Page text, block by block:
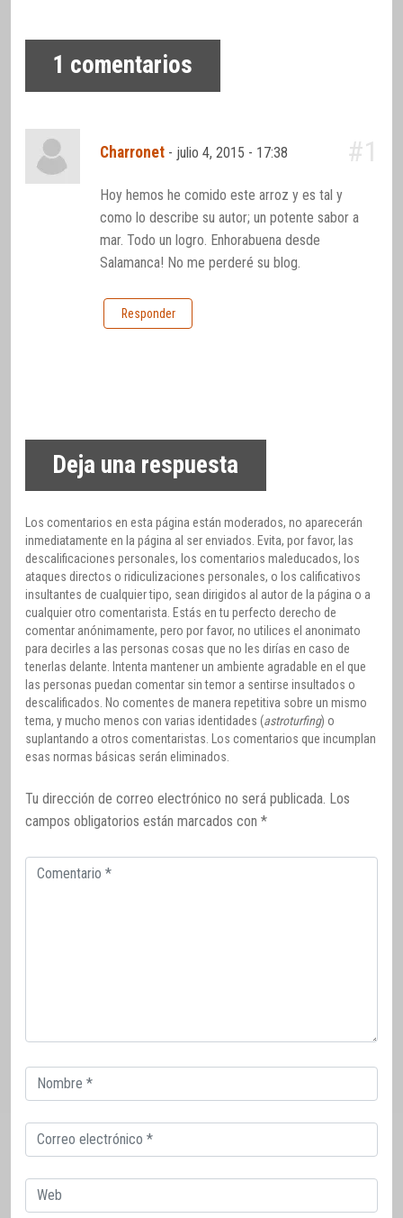
1 comentarios
Charronet - julio 4, 2015 - 17:38 #1
Hoy hemos he comido este arroz y es tal y
como lo describe su autor; un potente sabor a
mar. Todo un logro. Enhorabuena desde
Salamanca! No me perderé su blog.
Responder
Deja una respuesta
Los comentarios en esta página están moderados, no aparecerán
inmediatamente en la página al ser enviados. Evita, por favor, las
descalificaciones personales, los comentarios maleducados, los
ataques directos o ridiculizaciones personales, o los calificativos
insultantes de cualquier tipo, sean dirigidos al autor de la página o a
cualquier otro comentarista. Estás en tu perfecto derecho de
comentar anónimamente, pero por favor, no utilices el anonimato
para decirles a las personas cosas que no les dirías en caso de
tenerlas delante. Intenta mantener un ambiente agradable en el que
las personas puedan comentar sin temor a sentirse insultados o
descalificados. No comentes de manera repetitiva sobre un mismo
tema, y mucho menos con varias identidades (astroturfing) o
suplantando a otros comentaristas. Los comentarios que incumplan
esas normas básicas serán eliminados.
Tu dirección de correo electrónico no será publicada. Los
campos obligatorios están marcados con *
Comentario
Correo
electrónico
Correo
electrónico
Web